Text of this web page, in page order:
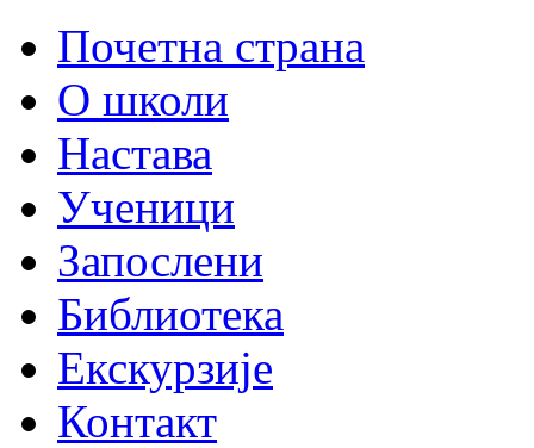
Почетна страна
О школи
Настава
Ученици
Запослени
Библиотека
Екскурзије
Контакт